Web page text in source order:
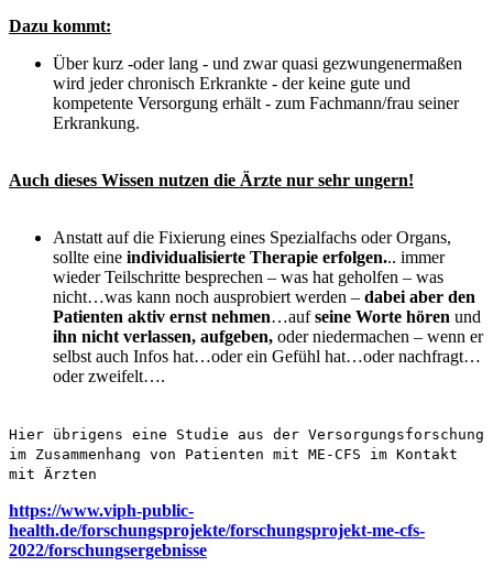
Dazu kommt:
Über kurz -oder lang - und zwar quasi gezwungenermaßen
wird jeder chronisch Erkrankte - der keine gute und
kompetente Versorgung erhält - zum Fachmann/frau seiner
Erkrankung.
Auch dieses Wissen nutzen die Ärzte nur sehr ungern!
Anstatt auf die Fixierung eines Spezialfachs oder Organs,
sollte eine individualisierte Therapie erfolgen... immer
wieder Teilschritte besprechen – was hat geholfen – was
nicht…was kann noch ausprobiert werden – dabei aber den
Patienten aktiv ernst nehmen…aufseine Worte hören und
ihn nicht verlassen, aufgeben, oder niedermachen – wenn er
selbst auch Infos hat…oder ein Gefühl hat…oder nachfragt…
oder zweifelt….
Hier übrigens eine Studie aus der Versorgungsforschung
im Zusammenhang von Patienten mit ME-CFS im Kontakt
mit Ärzten
https://www.viph-public-
health.de/forschungsprojekte/forschungsprojekt-me-cfs-
2022/forschungsergebnisse